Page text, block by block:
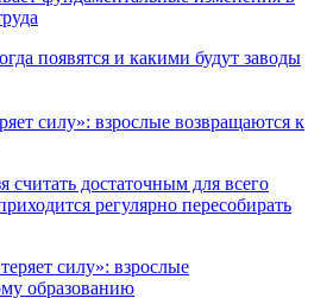
силу»: взрослые возвращаются к
считать достаточным для всего
регулярно пересобирать